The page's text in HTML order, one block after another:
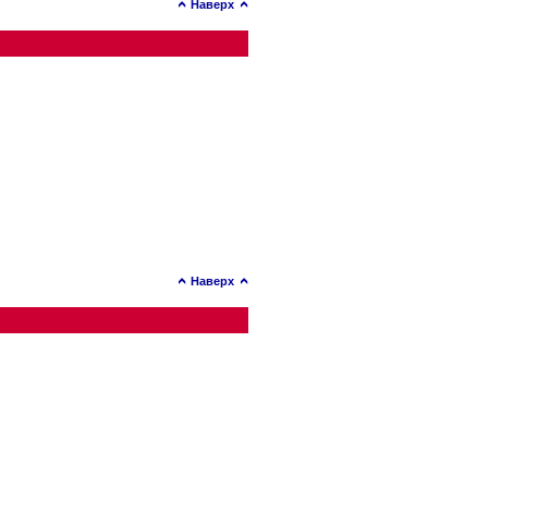
Наверх
Наверх